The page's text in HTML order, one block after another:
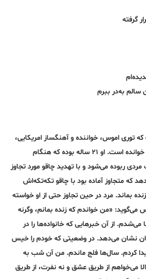
گرفته
سالم به‌در ببرم
توری اموس، خواننده و آهنگساز امریکایی،
دربارۀ تجربۀ تجاوز به خود خوانده است. او ۲۱ ساله بوده که هنگام
ربوده می‌شود و با تهدید چاقو مورد تجاوز
که متجاوز آماده بود با چاقو تکه‌تکه‌اش
بماند. مرد در حین تجاوز حتی از او خواسته
«من خواندم که زنده بمانم، وگرنه
می‌شدم. از آن خبرهایی که خانواده‌ها را در
نشان می‌دهد. در وضعیتی که خودم را خیس
کردم. سال‌ها فلج ماندم. من آن‌ شب به
می‌خواهم از طریق عشق و نه نفرت، از طریق